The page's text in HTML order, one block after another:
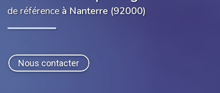
de référence à Nanterre (92000)
Nous contacter